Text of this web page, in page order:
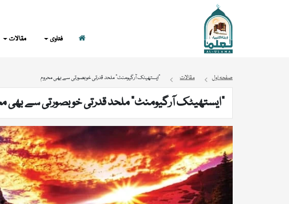
فتاوی مقالات
صفحہ اول مقالات “ایستھیٹک آرگیومنٹ” ملحد قدرتی خوبصورتی سے بھی محروم
“ایستھیٹک آرگیومنٹ” ملحد قدرتی خوبصورتی سے بھی